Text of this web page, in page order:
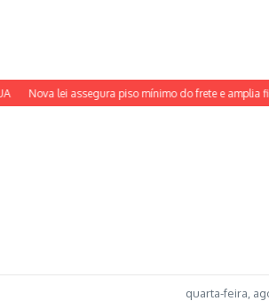
Nova lei assegura piso mínimo do frete e amplia
quarta-feira,